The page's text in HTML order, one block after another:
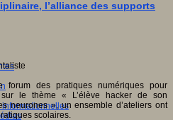
l’alliance des supports
des pratiques numériques pour
le thème « L’élève hacker de son
neurones », un ensemble d’ateliers ont
scolaires.